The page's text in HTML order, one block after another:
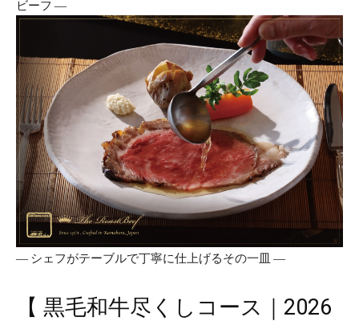
ビーフ ―
― シェフがテーブルで丁寧に仕上げるその一皿 ―
【 黒毛和牛尽くしコース｜2026